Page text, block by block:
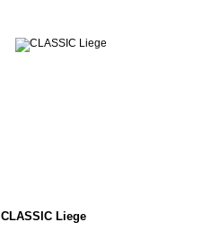
CLASSIC Liege